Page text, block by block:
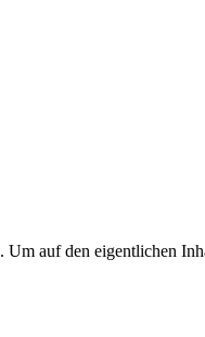
. Um auf den eigentlichen